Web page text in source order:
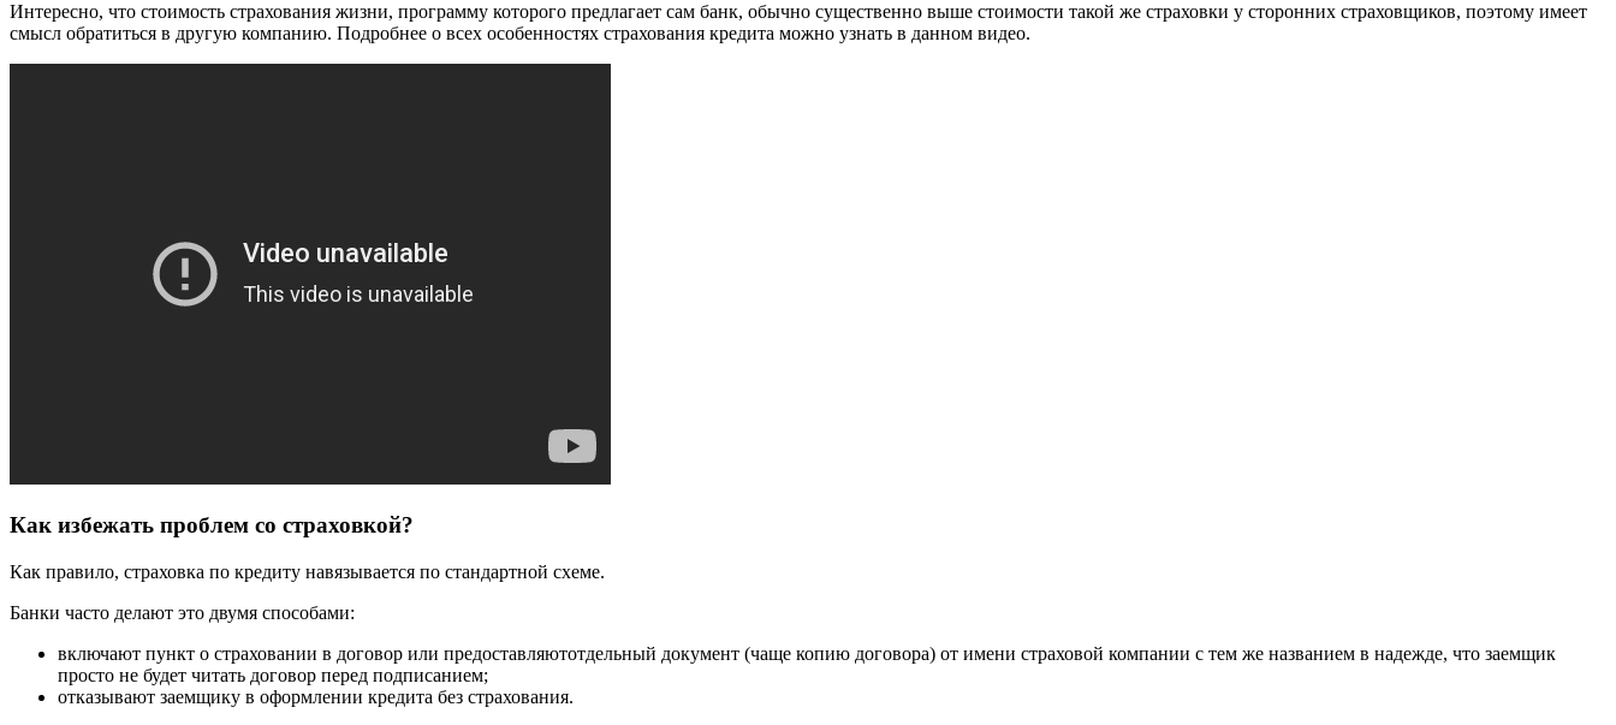
Интересно, что стоимость страхования жизни, программу которого предлагает сам банк, обычно существенно выше стоимости такой же страховки у сторонних страховщиков, поэтому имеет
смысл обратиться в другую компанию. Подробнее о всех особенностях страхования кредита можно узнать в данном видео.
Как избежать проблем со страховкой?
Как правило, страховка по кредиту навязывается по стандартной схеме.
Банки часто делают это двумя способами:
включают пункт о страховании в договор или предоставляютотдельный документ (чаще копию договора) от имени страховой компании с тем же названием в надежде, что заемщик
просто не будет читать договор перед подписанием;
отказывают заемщику в оформлении кредита без страхования.